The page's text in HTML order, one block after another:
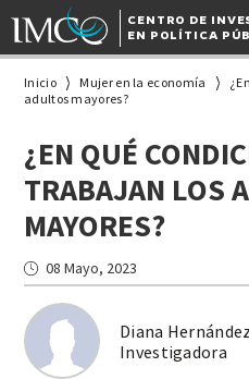
CENTRO DE
EN POLÍTICA
Inicio Mujer en la economía
adultos mayores?
¿EN QUÉ
TRABAJAN LOS
MAYORES?
Diana Hernández
Investigadora
08 Mayo, 2023